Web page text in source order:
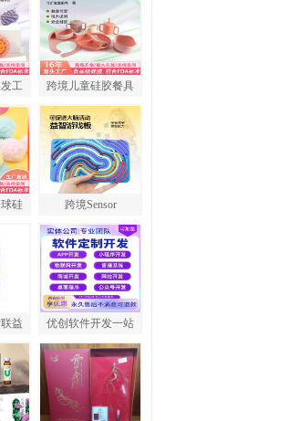
工 跨境儿童硅胶餐具
硅 跨境Sensor
益 优创软件开发一站